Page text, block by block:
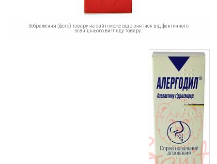
Зображення (фото) товару на сайті може відрізнятися від фактичного
зовнішнього вигляду товару.